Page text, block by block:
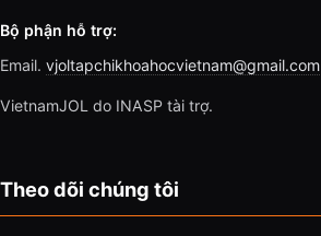
Bộ phận hỗ trợ:
Email. vjoltapchikhoahocvietnam@gmail.com
VietnamJOL do INASP tài trợ.
Theo dõi chúng tôi